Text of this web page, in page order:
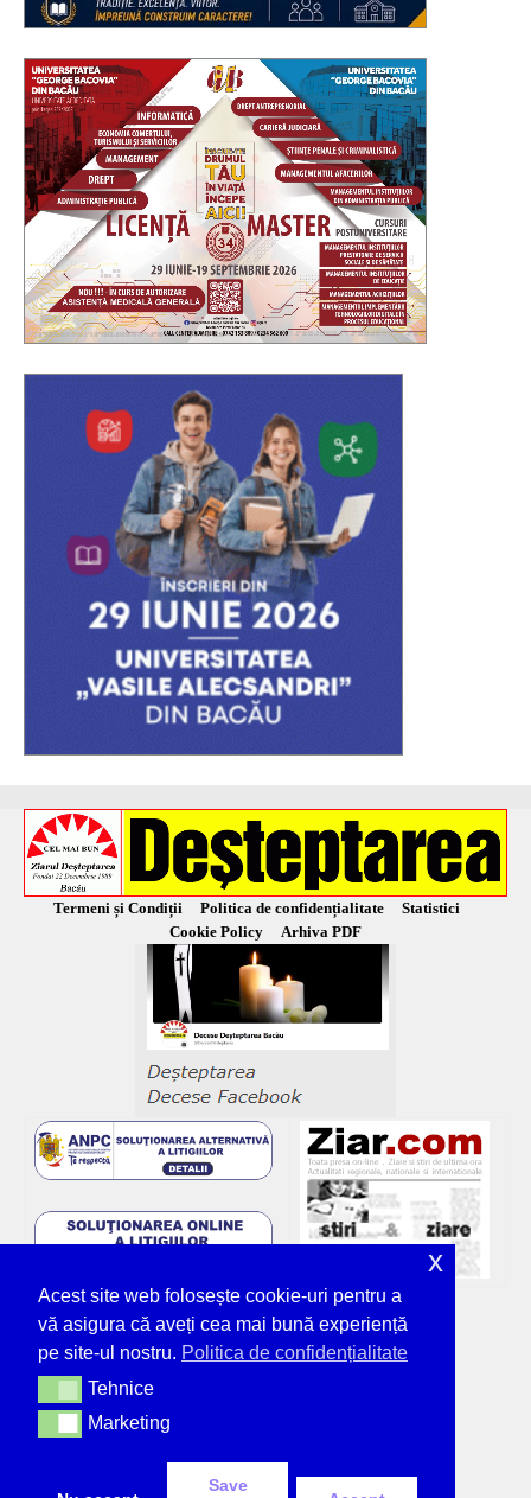
Termeni și Condiții Politica de confidențialitate
Statistici
Cookie Policy
Arhiva PDF
Acest site web folosește cookie-uri pentru a
vă asigura că aveți cea mai bună experiență
pe site-ul nostru. Politica de confidențialitate
TehniceTehnice
MarketingMarketing
Save
x